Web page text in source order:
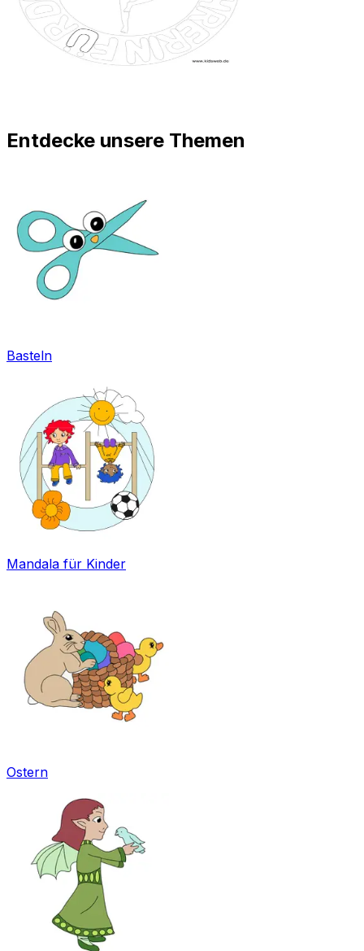
Entdecke unsere Themen
Basteln
Mandala für Kinder
Ostern